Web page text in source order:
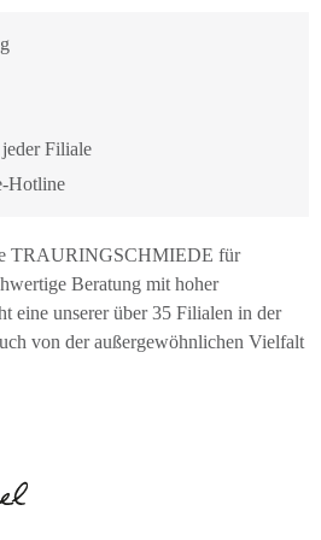
Filiale
Hotline
TRAURINGSCHMIEDE für
Beratung mit hoher
eine unserer über 35 Filialen in der
von der außergewöhnlichen Vielfalt